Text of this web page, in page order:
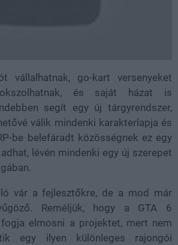
vállalhatnak, go-kart versenyeket
és saját házat is
segít egy új tárgyrendszer,
válik mindenki karakterlapja és
be belefáradt közösségnek ez egy
lévén mindenki egy új szerepet
vár a fejlesztőkre, de a mod már
Reméljük, hogy a GTA 6
elmosni a projektet, mert nem
egy ilyen különleges rajongói